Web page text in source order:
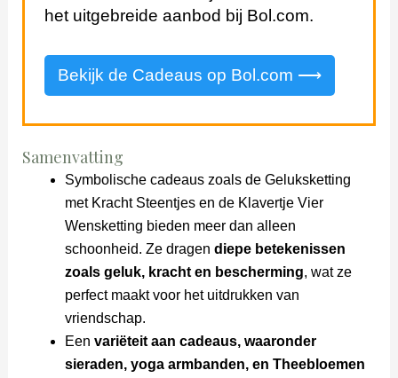
het uitgebreide aanbod bij Bol.com.
Bekijk de Cadeaus op Bol.com ⟶
Samenvatting
Symbolische cadeaus zoals de Geluksketting
met Kracht Steentjes en de Klavertje Vier
Wensketting bieden meer dan alleen
schoonheid. Ze dragen diepe betekenissen
zoals geluk, kracht en bescherming, wat ze
perfect maakt voor het uitdrukken van
vriendschap.
Een variëteit aan cadeaus, waaronder
sieraden, yoga armbanden, en Theebloemen